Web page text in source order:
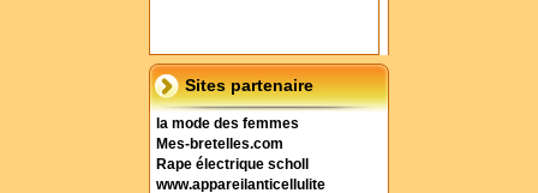
Sites partenaire
la mode des femmes
Mes-bretelles.com
Rape électrique scholl
www.appareilanticellulite